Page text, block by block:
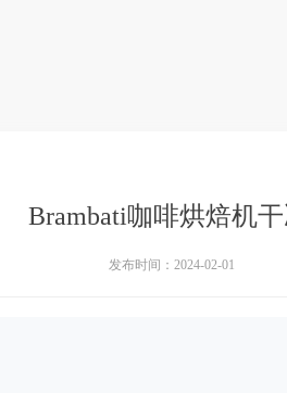
Brambati咖啡烘焙机
发布时间：2024-02-01